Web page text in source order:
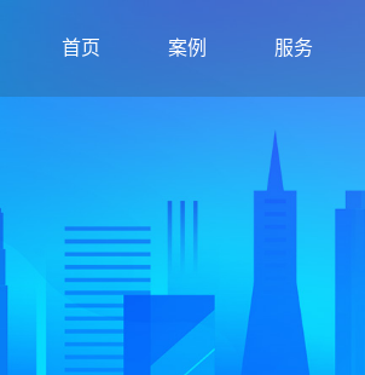
首页 案例 服务